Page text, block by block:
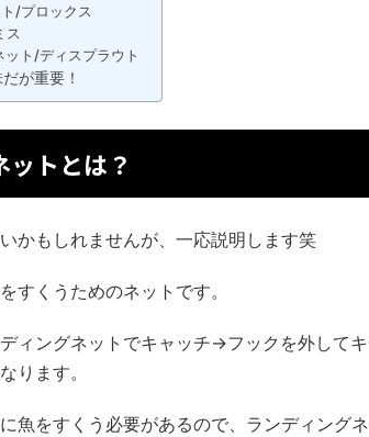
/プロックス
ス
ト/ディスプラウト
が重要！
ットとは？
かもしれませんが、一応説明します笑
すくうためのネットです。
ィングネットでキャッチ→フックを外して
ります。
魚をすくう必要があるので、ランディング